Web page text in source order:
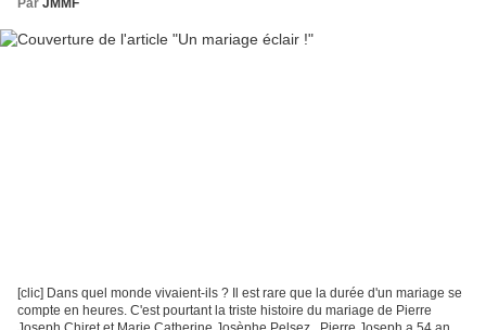
[clic] Dans quel monde vivaient-ils ? Il est rare que la durée d'un mariage se
compte en heures. C'est pourtant la triste histoire du mariage de Pierre